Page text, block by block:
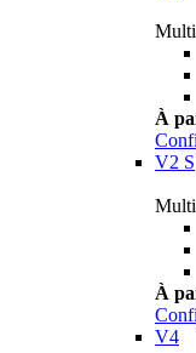
À
V2 S
À
V4